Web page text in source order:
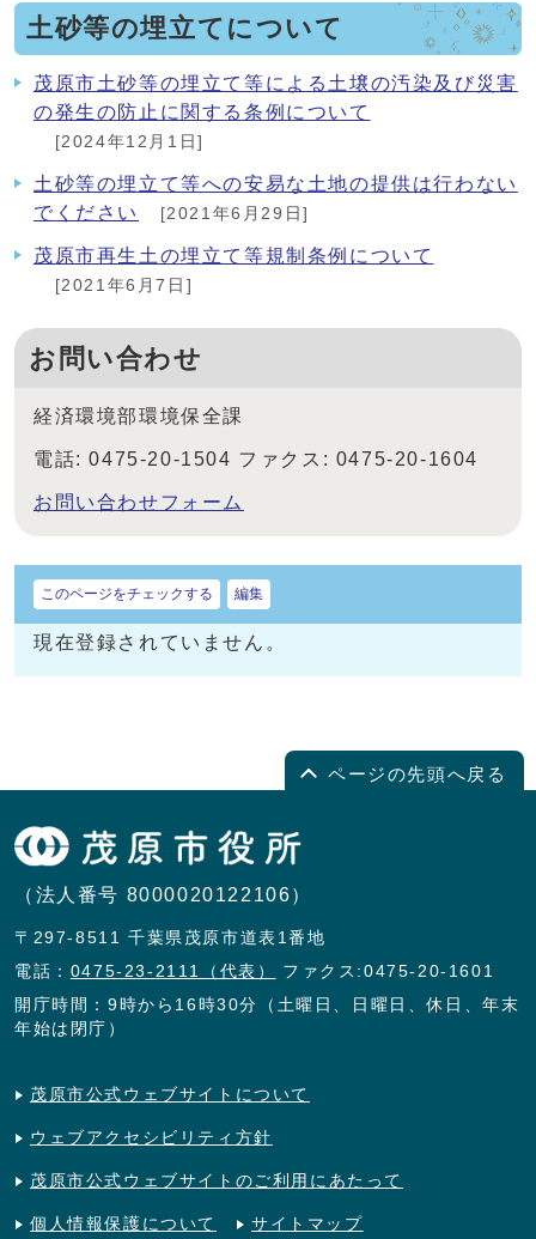
土砂等の埋立てについて
茂原市土砂等の埋立て等による土壌の汚染及び災害
の発生の防止に関する条例について
[2024年12月1日]
土砂等の埋立て等への安易な土地の提供は行わない
でください
[2021年6月29日]
茂原市再生土の埋立て等規制条例について
[2021年6月7日]
お問い合わせ
経済環境部環境保全課
電話: 0475-20-1504 ファクス: 0475-20-1604
お問い合わせフォーム
このページをチェックする 編集
現在登録されていません。
ページの先頭へ戻る
（法人番号 8000020122106）
〒297-8511 千葉県茂原市道表1番地
電話： 0475-23-2111（代表）
ファクス:0475-20-1601
開庁時間：9時から16時30分（土曜日、日曜日、休日、年末
年始は閉庁）
茂原市公式ウェブサイトについて
ウェブアクセシビリティ方針
茂原市公式ウェブサイトのご利用にあたって
個人情報保護について サイトマップ